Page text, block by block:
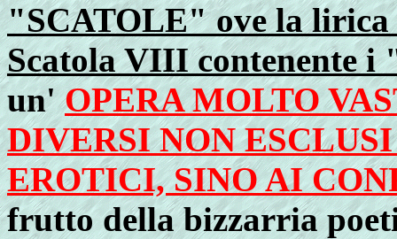
"SCATOLE" ove la lirica
Scatola VIII contenente i
un'OPERA MOLTO
DIVERSI NON
EROTICI, SINO AI
frutto della bizzarria